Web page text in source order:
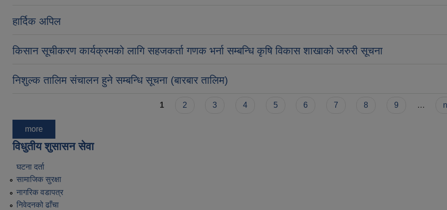
हार्दिक अपिल
किसान सूचीकरण कार्यक्रमको लागि सहजकर्ता गणक भर्ना सम्बन्धि कृषि विकास शाखाको जरुरी सूचना
निशुल्क तालिम संचालन हुने सम्बन्धि सूचना (बारबार तालिम)
1 2 3 4 5 6 7 8 9 …
more
विधुतीय शुसासन सेवा
घटना दर्ता
सामाजिक सुरक्षा
नागरिक वडापत्र
निवेदनको ढाँचा